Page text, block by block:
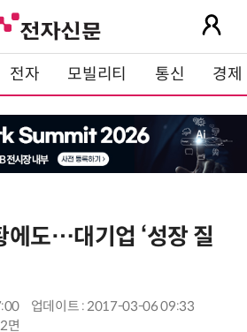
전자 모빌리티 통신 경제
에도…대기업 ‘성장 질
업데이트 : 2017-03-06 09:33
2면